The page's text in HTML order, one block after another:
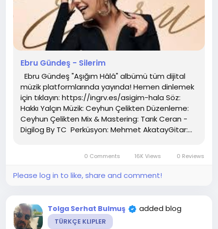
Ebru Gündeş - Silerim
Ebru Gündeş "Aşığım Hâlâ" albümü tüm dijital
müzik platformlarında yayında! Hemen dinlemek
için tıklayın: https://ingrv.es/asigim-hala Söz:
Hakkı Yalçın Müzik: Ceyhun Çelikten Düzenleme:
Ceyhun Çelikten Mix & Mastering: Tarık Ceran -
Digilog By TC Perküsyon: Mehmet AkatayGitar:...
0 Comments 16K Views 0 Reviews
Please log in to like, share and comment!
Tolga Serhat Bulmuş added blog
TÜRKÇE KLIPLER